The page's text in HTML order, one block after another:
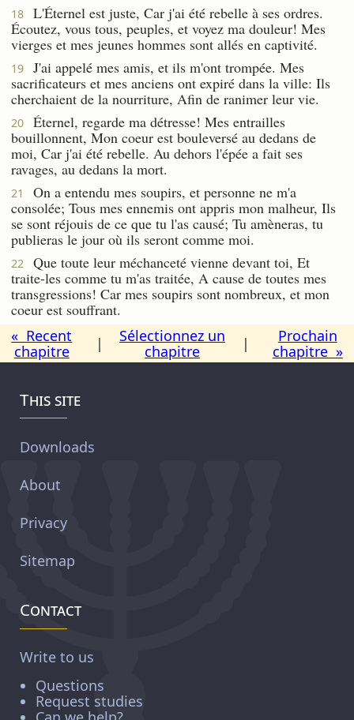
18
L'Éternel est juste, Car j'ai été rebelle à ses ordres.
Écoutez, vous tous, peuples, et voyez ma douleur! Mes
vierges et mes jeunes hommes sont allés en captivité.
19
J'ai appelé mes amis, et ils m'ont trompée. Mes
sacrificateurs et mes anciens ont expiré dans la ville: Ils
cherchaient de la nourriture, Afin de ranimer leur vie.
20
Éternel, regarde ma détresse! Mes entrailles
bouillonnent, Mon coeur est bouleversé au dedans de
moi, Car j'ai été rebelle. Au dehors l'épée a fait ses
ravages, au dedans la mort.
21
On a entendu mes soupirs, et personne ne m'a
consolée; Tous mes ennemis ont appris mon malheur, Ils
se sont réjouis de ce que tu l'as causé; Tu amèneras, tu
publieras le jour où ils seront comme moi.
22
Que toute leur méchanceté vienne devant toi, Et
traite-les comme tu m'as traitée, A cause de toutes mes
transgressions! Car mes soupirs sont nombreux, et mon
coeur est souffrant.
« Recent
chapitre
|
Sélectionnez un
chapitre
|
Prochain
chapitre »
This site
Downloads
About
Privacy
Sitemap
Contact
Write to us
Questions
Request studies